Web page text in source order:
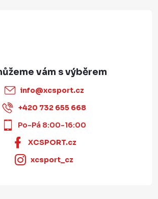
info@xcsport.cz
+420 732 655 668
Po-Pá 8:00-16:00
XCSPORT.cz
xcsport_cz